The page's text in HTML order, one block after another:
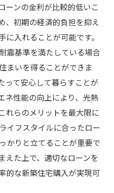
ーンの金利が比較的低いこ
、初期の経済的負担を抑え
入れることが可能です。
震基準を満たしている場合
まいを得ることができま
って安心して暮らすことが
ネ性能の向上により、光熱
れらのメリットを最大限に
イフスタイルに合ったロー
かりと立てることが重要で
えた上で、適切なローンを
的な新築住宅購入が実現可